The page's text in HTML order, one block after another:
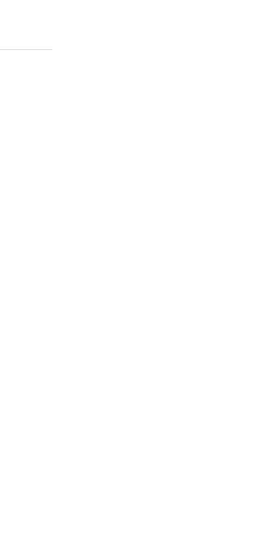
Personnalisez vos préférences pour